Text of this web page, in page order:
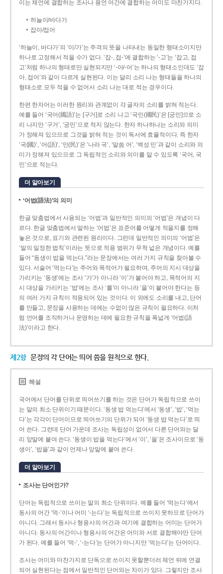
이는 체언에 결합하는 조사나 용언 어간에 결합하는 어미도 마찬가지다.
하늘이/바다가
잡아/접어
‘하늘이, 바다가’의 ‘이/가’는 주격의 뜻을 나타내는 동일한 형태소이지만
하나로 고정해서 적을 수가 없다. ‘잡-, 접-’에 결합하는 ‘-고’는 ‘잡고, 접
고’처럼 하나의 형태로만 실현되지만 ‘-아/-어’는 하나의 형태소인데도 ‘잡
아, 접어’와 같이 다르게 실현된다. 이는 달리 소리 나는 형태들을 하나의
형태소로 모두 적을 수 없어서 소리 나는 대로 적는 경우이다.
한편 한자어는 이러한 원리와 관계없이 각 글자의 소리를 밝혀 적는다.
예를 들어 ‘국어(國語)’는 [구거]로 소리 나고 ‘국민(國民)’은 [궁민]으로 소
리 나지만 ‘구거’, ‘궁민’으로 적지 않는다. 한자 하나하나는 소리와 의미
가 정해져 있으므로 그것을 밝혀 적는 것이 독서에 효율적이다. 즉 한자
‘국(國)’, ‘어(語)’, ‘민(民)’은 ‘나라 국’, ‘말씀 어’, ‘백성 민’과 같이 소리와 의
미가 정해져 있으므로 그 독립적인 소리와 의미를 알 수 있도록 ‘국어, 국
민’으로 적는다.
더 알아보기
‘어법(語法)’의 의미
한글 맞춤법에서 사용되는 ‘어법’과 일반적인 의미의 ‘어법’은 개념이 다
르다. 한글 맞춤법에서 말하는 ‘어법’은 표준어를 어떻게 적을지를 정해
놓은 것으로, 표기와 관련된 원리이다. 그런데 일반적인 의미의 ‘어법’은
‘말의 일정한 법칙’이라는 뜻으로 적용 범위가 무척 넓은 개념이다. 예를
들어 “동생이 밥을 먹는다.”라는 문장에서는 여러 가지 규칙을 찾아볼 수
있다. 서술어 ‘먹는다’는 주어와 목적어가 필요하며, 주어의 지시 대상을
가리키는 ‘동생’에는 조사 ‘가’가 아니라 ‘이’가 붙어야 하고, 목적어의 지
시 대상을 가리키는 ‘밥’에는 조사 ‘를’이 아니라 ‘을’이 붙어야 한다는 등
의 여러 가지 규칙이 적용되어 있는 것이다. 이 외에도 소리를 내고, 단어
를 만들고, 문장을 사용하는 데에는 수없이 많은 규칙이 필요하다. 이처
럼 언어를 조직하거나 운영하는 데에 필요한 규칙을 폭넓게 ‘어법(語
法)’이라고 한다.
제2항 문장의 각 단어는 띄어 씀을 원칙으로 한다.
해설
국어에서 단어를 단위로 띄어쓰기를 하는 것은 단어가 독립적으로 쓰이
는 말의 최소 단위이기 때문이다. ‘동생 밥 먹는다’에서 ‘동생’, ‘밥’, ‘먹는
다’는 각각이 단어이므로 띄어쓰기의 단위가 되어 ‘동생 밥 먹는다’로 띄
어 쓴다. 그런데 단어 가운데 조사는 독립성이 없어서 다른 단어와는 달
리 앞말에 붙여 쓴다. ‘동생이 밥을 먹는다’에서 ‘이’, ‘을’은 조사이므로 ‘동
생이’, ‘밥을’과 같이 언제나 앞말에 붙여 쓴다.
더 알아보기
조사는 단어인가?
단어는 독립적으로 쓰이는 말의 최소 단위이다. 예를 들어 ‘먹는다’에서
동사의 어간 ‘먹-­’이나 어미 ‘­-는다’는 독립적으로 쓰이지 못하므로 단어가
아니다. 그래서 동사나 형용사의 어간과 여기에 결합하는 어미는 단어가
아니다. 동사의 어간이나 형용사의 어간은 어미와 서로 결합해야만 단어
가 된다. 예를 들어 ‘먹-’, ‘-는다’는 단어가 아니지만 ‘먹는다’는 단어이다.
조사는 어미와 마찬가지로 단독으로 쓰이지 못할뿐더러 체언 뒤에 연결
되어 실현된다는 점에서 일반적인 단어와는 차이가 있다. 그렇지만 조사